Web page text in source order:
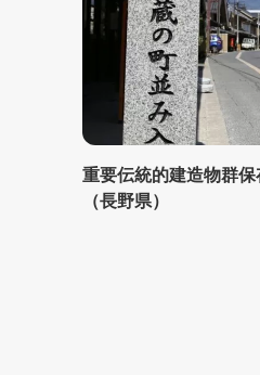
重要伝統的建造物群
（長野県）